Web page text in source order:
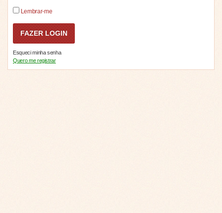
Lembrar-me
Esqueci minha senha
Quero me registrar